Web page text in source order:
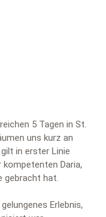
5 Tagen in St.
uns kurz an
in erster Linie
Daria,
gebracht hat.
Erlebnis,